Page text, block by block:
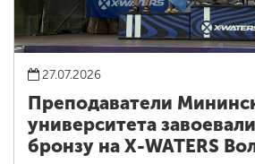
27.07.2026
Преподаватели
университета
бронзу на X-WATERS